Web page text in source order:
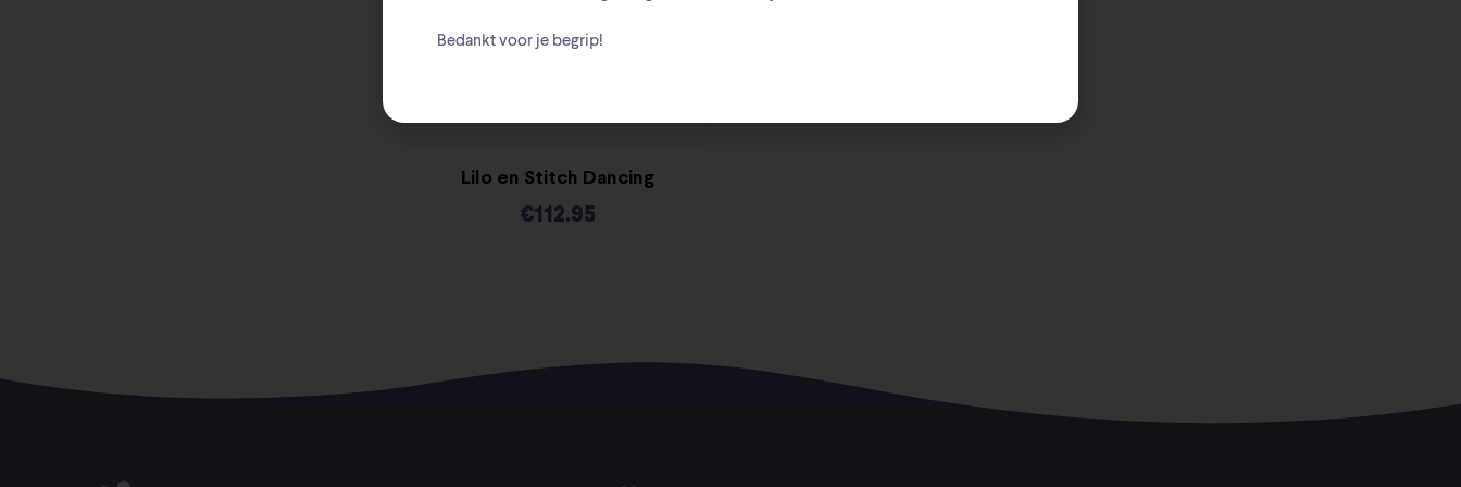
Lilo en Stitch Dancing
€112.95
Bedankt voor je begrip!